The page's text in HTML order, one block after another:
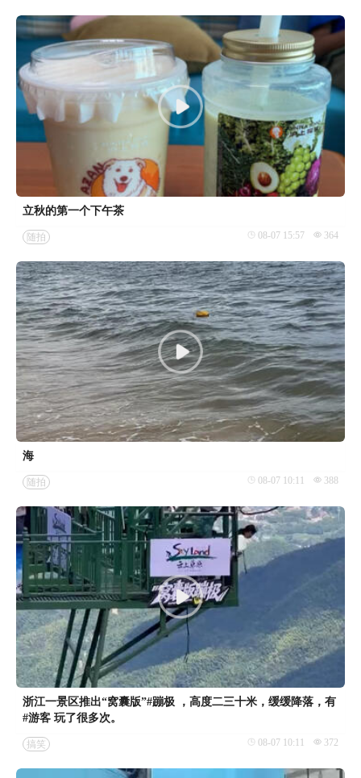
立秋的第一个下午茶
随拍 08-07 15:57 364
海
随拍 08-07 10:11 388
浙江一景区推出“窝囊版”#蹦极 ，高度二三十米，缓缓降落，有
#游客 玩了很多次。
搞笑 08-07 10:11 372